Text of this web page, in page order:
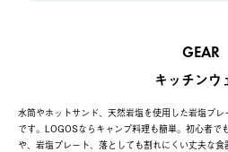
GEAR
キッチンウ
水筒やホットサンド、天然岩塩を使用した岩塩プ
です。LOGOSならキャンプ料理も簡単。初心者で
や、岩塩プレート、落としても割れにくい丈夫な